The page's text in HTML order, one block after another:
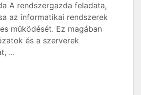
A rendszergazda feladata,
az informatikai rendszerek
működését. Ez magában
és a szerverek
...